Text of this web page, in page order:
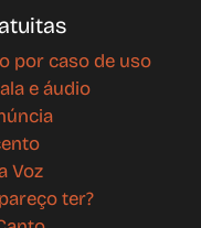
por caso de uso
e áudio
Voz
ter?